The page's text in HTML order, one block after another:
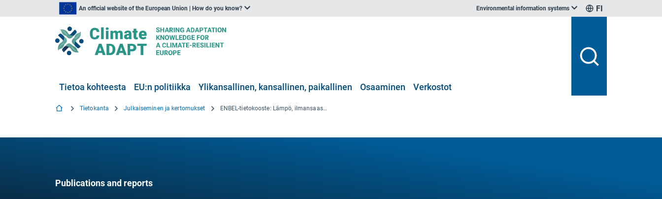
An official website of the European Union | How do you know? Environmental information systems FI
Tietoa kohteesta EU:n politiikka Ylikansallinen, kansallinen, paikallinen Osaaminen Verkostot
Tietokanta Julkaiseminen ja kertomukset ENBEL-tietokooste: Lämpö, ilmansaasteet sekä sydän- ja keuhkosairaudet
Publications and reports